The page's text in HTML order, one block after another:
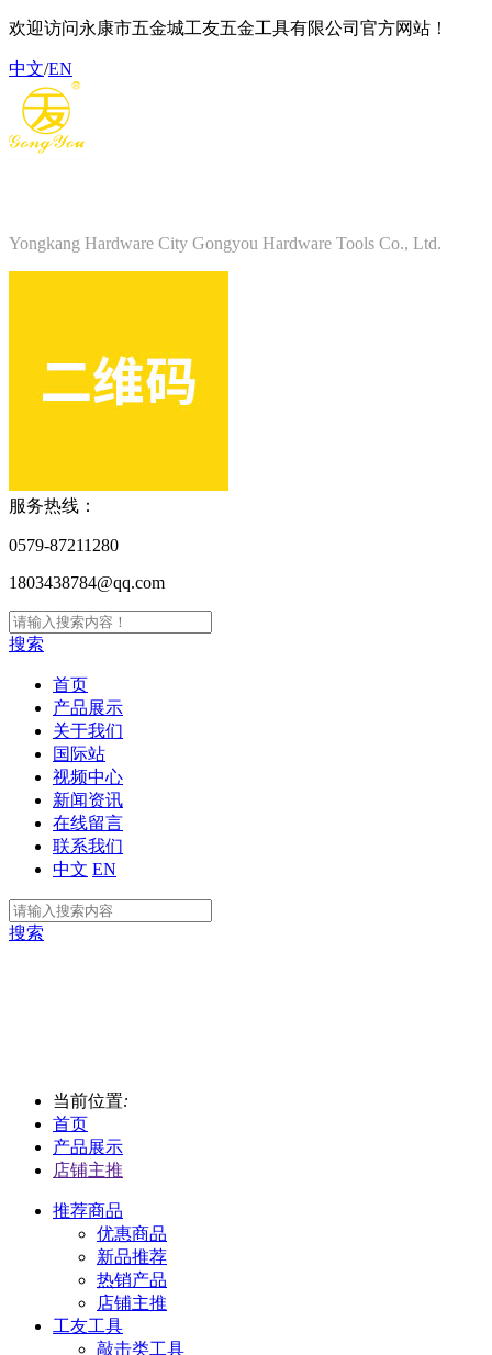
欢迎访问永康市五金城工友五金工具有限公司官方网站！
中文/EN
Yongkang Hardware City Gongyou Hardware Tools Co., Ltd.
服务热线：
0579-87211280
1803438784@qq.com
搜索
首页
产品展示
关于我们
国际站
视频中心
新闻资讯
在线留言
联系我们
中文 EN
搜索
当前位置:
首页
产品展示
店铺主推
推荐商品
优惠商品
新品推荐
热销产品
店铺主推
工友工具
敲击类工具